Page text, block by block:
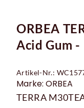
ORBEA
Acid Gum -
Artikel-Nr.:
Marke: ORBEA
TERRA